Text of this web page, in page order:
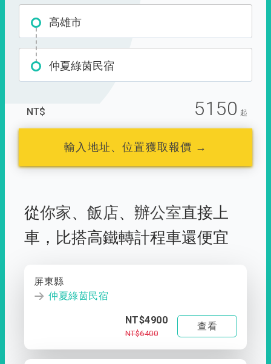
高雄市
仲夏綠茵民宿
NT$ 5150 起
輸入地址、位置獲取報價 →
從你家、 飯店、 辦公室直接上
車， 比搭高鐵轉計程車還便宜
屏東縣
仲夏綠茵民宿
NT$4900
NT$6400
查看